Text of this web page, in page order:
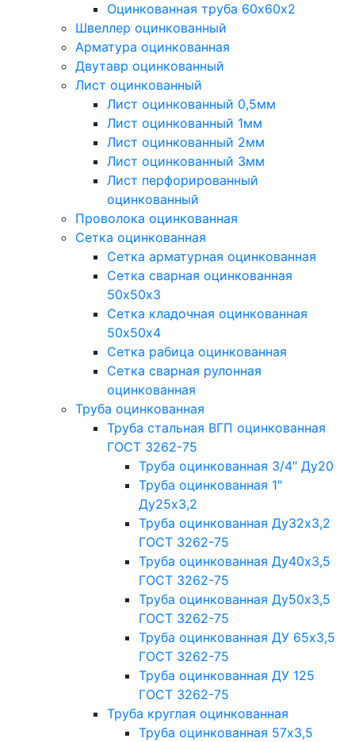
Оцинкованная труба 60х60х2
Швеллер оцинкованный
Арматура оцинкованная
Двутавр оцинкованный
Лист оцинкованный
Лист оцинкованный 0,5мм
Лист оцинкованный 1мм
Лист оцинкованный 2мм
Лист оцинкованный 3мм
Лист перфорированный
оцинкованный
Проволока оцинкованная
Сетка оцинкованная
Сетка арматурная оцинкованная
Сетка сварная оцинкованная
50х50х3
Сетка кладочная оцинкованная
50х50х4
Сетка рабица оцинкованная
Сетка сварная рулонная
оцинкованная
Труба оцинкованная
Труба стальная ВГП оцинкованная
ГОСТ 3262-75
Труба оцинкованная 3/4″ Ду20
Труба оцинкованная 1″
Ду25х3,2
Труба оцинкованная Ду32х3,2
ГОСТ 3262-75
Труба оцинкованная Ду40х3,5
ГОСТ 3262-75
Труба оцинкованная Ду50х3,5
ГОСТ 3262-75
Труба оцинкованная ДУ 65х3,5
ГОСТ 3262-75
Труба оцинкованная ДУ 125
ГОСТ 3262-75
Труба круглая оцинкованная
Труба оцинкованная 57х3,5